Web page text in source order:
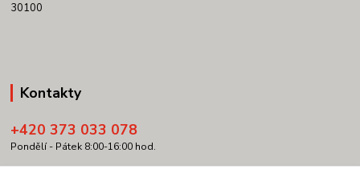
30100
Kontakty
+420 373 033 078
Pondělí - Pátek 8:00-16:00 hod.